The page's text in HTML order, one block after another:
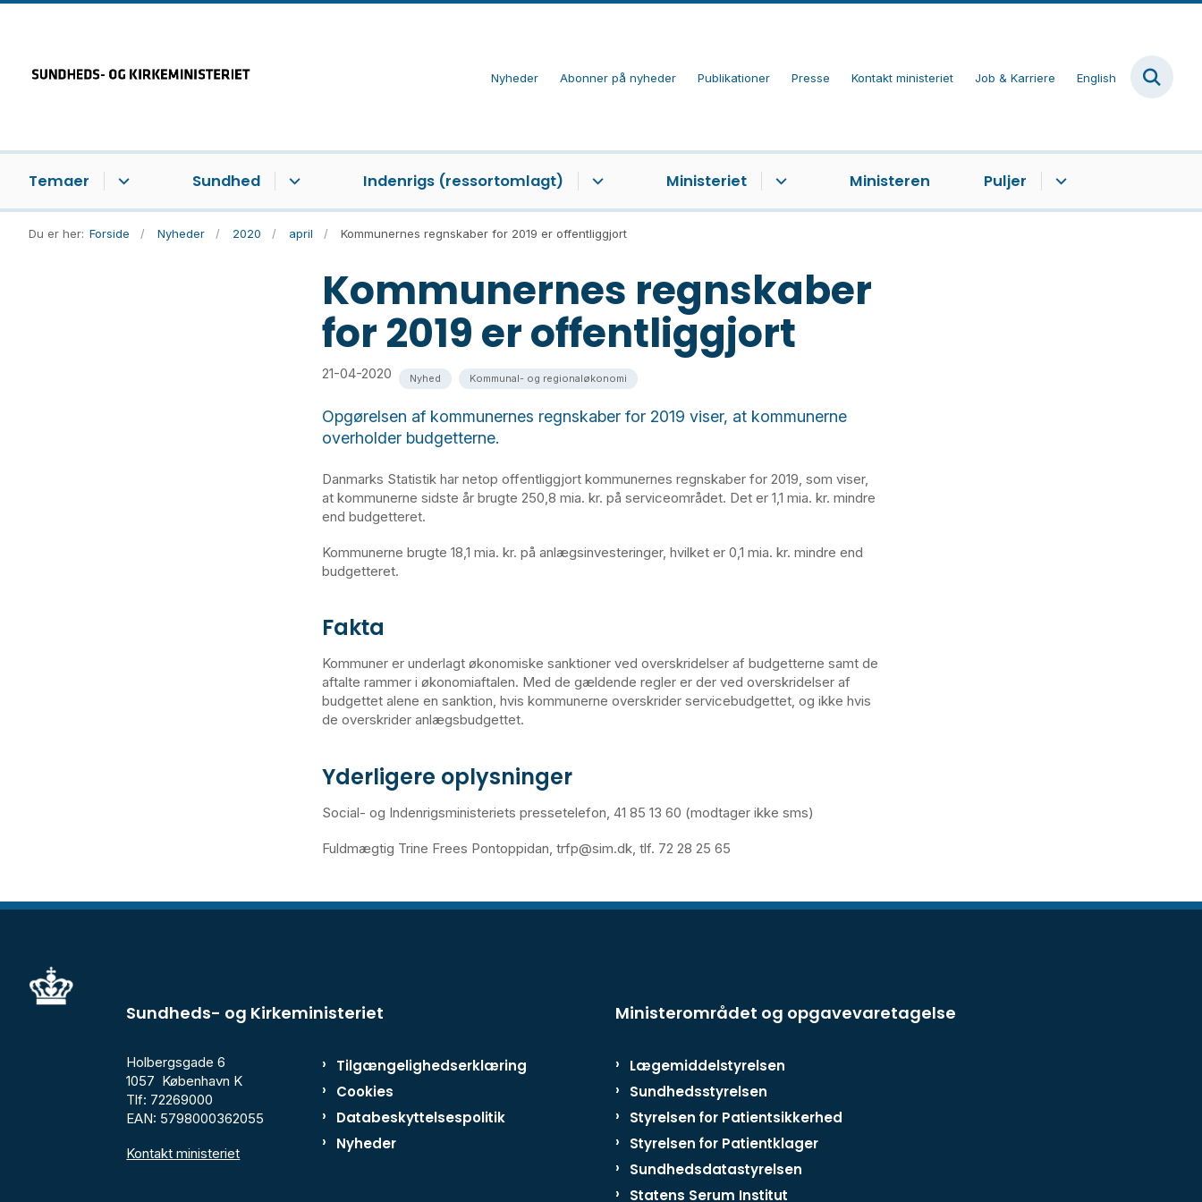
Nyheder Abonner på nyheder Publikationer Presse Kontakt ministeriet Job & Karriere English
Temaer Sundhed Indenrigs (ressortomlagt) Ministeriet Ministeren Puljer
Du er her: Forside Nyheder 2020 april Kommunernes regnskaber for 2019 er offentliggjort
Kommunernes regnskaber
for 2019 er offentliggjort
21-04-2020 Nyhed Kommunal- og regionaløkonomi
Opgørelsen af kommunernes regnskaber for 2019 viser, at kommunerne
overholder budgetterne.
Danmarks Statistik har netop offentliggjort kommunernes regnskaber for 2019, som viser,
at kommunerne sidste år brugte 250,8 mia. kr. på serviceområdet. Det er 1,1 mia. kr. mindre
end budgetteret.
Kommunerne brugte 18,1 mia. kr. på anlægsinvesteringer, hvilket er 0,1 mia. kr. mindre end
budgetteret.
Fakta
Kommuner er underlagt økonomiske sanktioner ved overskridelser af budgetterne samt de
aftalte rammer i økonomiaftalen. Med de gældende regler er der ved overskridelser af
budgettet alene en sanktion, hvis kommunerne overskrider servicebudgettet, og ikke hvis
de overskrider anlægsbudgettet.
Yderligere oplysninger
Social- og Indenrigsministeriets pressetelefon, 41 85 13 60 (modtager ikke sms)
Fuldmægtig Trine Frees Pontoppidan, trfp@sim.dk, tlf. 72 28 25 65
Sundheds- og Kirkeministeriet Ministerområdet og opgavevaretagelse
Holbergsgade 6
1057 København K
Tlf: 72269000
EAN: 5798000362055
Kontakt ministeriet
Tilgængelighedserklæring
Cookies
Databeskyttelsespolitik
Nyheder
Lægemiddelstyrelsen
Sundhedsstyrelsen
Styrelsen for Patientsikkerhed
Styrelsen for Patientklager
Sundhedsdatastyrelsen
Statens Serum Institut